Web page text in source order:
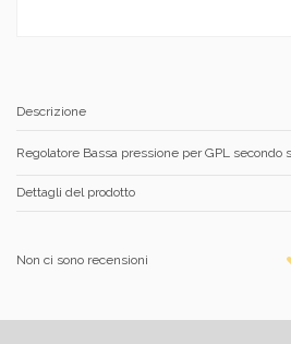
Descrizione
Regolatore Bassa pressione per GPL secondo
Dettagli del prodotto
Non ci sono recensioni